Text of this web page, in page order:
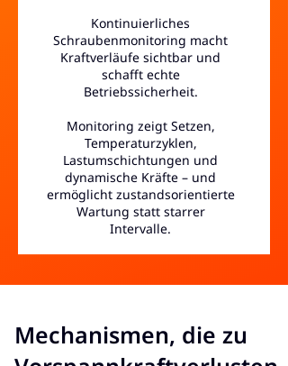
Kontinuierliches
Schraubenmonitoring macht
Kraftverläufe sichtbar und
schafft echte
Betriebssicherheit.
Monitoring zeigt Setzen,
Temperaturzyklen,
Lastumschichtungen und
dynamische Kräfte – und
ermöglicht zustandsorientierte
Wartung statt starrer
Intervalle.
Mechanismen, die zu